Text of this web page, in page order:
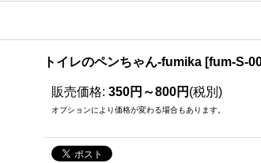
トイレのペンちゃん-fumika [fum-S-
販売価格: 350円～800円 (税別)
オプションにより価格が変わる場合もあります。